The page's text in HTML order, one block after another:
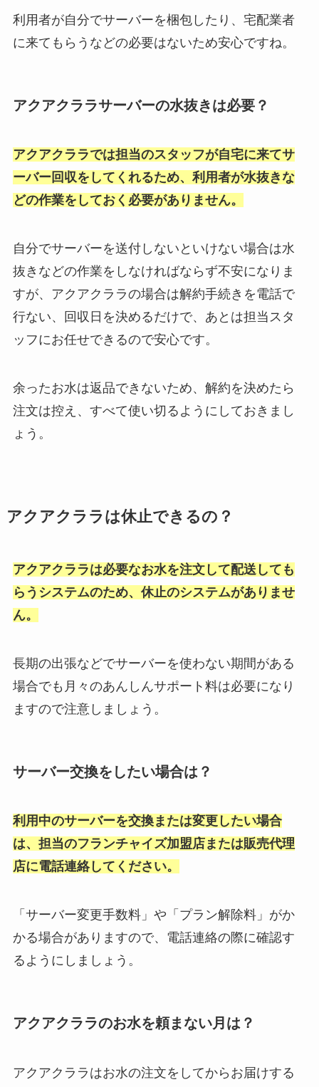
利用者が自分でサーバーを梱包したり、宅配業者
に来てもらうなどの必要はないため安心ですね。
アクアクララサーバーの水抜きは必要？
アクアクララでは担当のスタッフが自宅に来てサ
ーバー回収をしてくれるため、利用者が水抜きな
どの作業をしておく必要がありません。
自分でサーバーを送付しないといけない場合は水
抜きなどの作業をしなければならず不安になりま
すが、アクアクララの場合は解約手続きを電話で
行ない、回収日を決めるだけで、あとは担当スタ
ッフにお任せできるので安心です。
余ったお水は返品できないため、解約を決めたら
注文は控え、すべて使い切るようにしておきまし
ょう。
アクアクララは休止できるの？
アクアクララは必要なお水を注文して配送しても
らうシステムのため、休止のシステムがありませ
ん。
長期の出張などでサーバーを使わない期間がある
場合でも月々のあんしんサポート料は必要になり
ますので注意しましょう。
サーバー交換をしたい場合は？
利用中のサーバーを交換または変更したい場合
は、担当のフランチャイズ加盟店または販売代理
店に電話連絡してください。
「サーバー変更手数料」や「プラン解除料」がか
かる場合がありますので、電話連絡の際に確認す
るようにしましょう。
アクアクララのお水を頼まない月は？
アクアクララはお水の注文をしてからお届けする